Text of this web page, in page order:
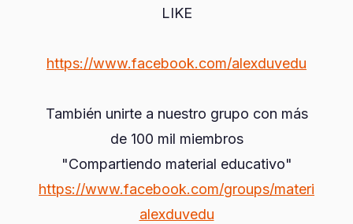
LIKE
https://www.facebook.com/alexduvedu
También unirte a nuestro grupo con más
de 100 mil miembros
"Compartiendo material educativo"
https://www.facebook.com/groups/materi
alexduvedu